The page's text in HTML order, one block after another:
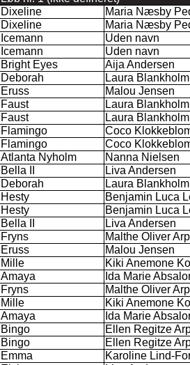
Dixeline
Maria Næsby
Dixeline
Maria Næsby
Icemann
Uden navn
Icemann
Uden navn
Bright Eyes
Aija Andersen
Deborah
Laura Blankholm
Eruss
Malou Jensen
Faust
Laura Blankholm
Faust
Laura Blankholm
Flamingo
Coco
Flamingo
Coco
Atlanta Nyholm
Nanna Nielsen
Bella II
Liva Andersen
Deborah
Laura Blankholm
Hesty
Benjamin Luca
Hesty
Benjamin Luca
Bella II
Liva Andersen
Fryns
Malthe Oliver Arp
Eruss
Malou Jensen
Mille
Kiki Anemone
Amaya
Ida Marie
Fryns
Malthe Oliver Arp
Mille
Kiki Anemone
Amaya
Ida Marie
Bingo
Ellen Regitze
Bingo
Ellen Regitze
Emma
Karoline Lind-